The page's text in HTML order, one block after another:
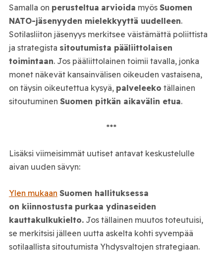
Samalla on perusteltua arvioida myös Suomen
NATO-jäsenyyden mielekkyyttä uudelleen.
Sotilasliiton jäsenyys merkitsee väistämättä poliittista
ja strategista sitoutumista pääliittolaisen
toimintaan. Jos pääliittolainen toimii tavalla, jonka
monet näkevät kansainvälisen oikeuden vastaisena,
on täysin oikeutettua kysyä, palveleeko tällainen
sitoutuminen Suomen pitkän aikavälin etua.
***
Lisäksi viimeisimmät uutiset antavat keskustelulle
aivan uuden sävyn:
Ylen mukaan Suomen hallituksessa
on kiinnostusta purkaa ydinaseiden
kauttakulkukielto.Jos tällainen muutos toteutuisi,
se merkitsisi jälleen uutta askelta kohti syvempää
sotilaallista sitoutumista Yhdysvaltojen strategiaan.